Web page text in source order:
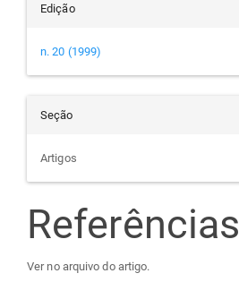
Edição
n. 20 (1999)
Seção
Artigos
Referências
Ver no arquivo do artigo.